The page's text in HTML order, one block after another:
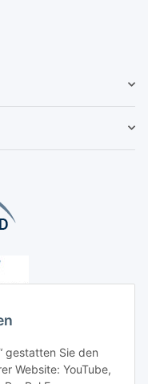
gestatten Sie den
Website: YouTube,